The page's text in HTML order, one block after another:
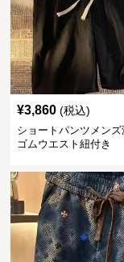
¥3,860 (税込)
ショートパンツメン
ゴムウエスト紐付き